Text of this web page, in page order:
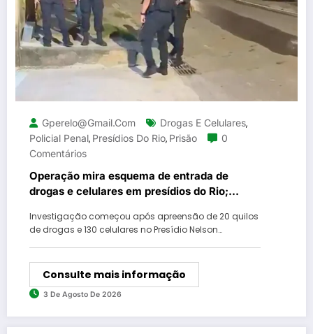
Gperelo@gmail.com Drogas E Celulares,
Policial Penal, Presídios Do Rio, Prisão
0
Comentários
Operação mira esquema de entrada de
drogas e celulares em presídios do Rio;
Investigação começou após apreensão de 20 quilos
de drogas e 130 celulares no Presídio Nelson…
Consulte mais informação
3 De Agosto De 2026